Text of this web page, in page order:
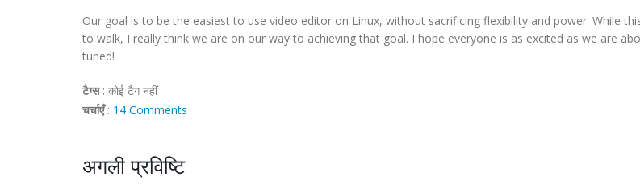
Our goal is to be the easiest to use video editor on Linux, without sacrificing flexibility and power. While
to walk, I really think we are on our way to achieving that goal. I hope everyone is as excited as we are
tuned!
टैग्स: कोई टैग नहीं
चर्चाएँ: 14 Comments
अगली प्रविष्टि